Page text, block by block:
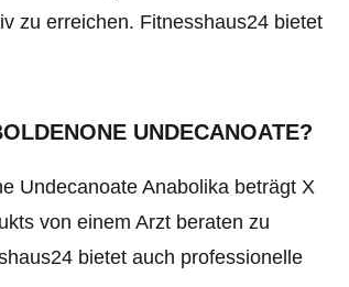
zu erreichen. Fitnesshaus24 bietet
UNDECANOATE?
Undecanoate Anabolika beträgt X
von einem Arzt beraten zu
bietet auch professionelle